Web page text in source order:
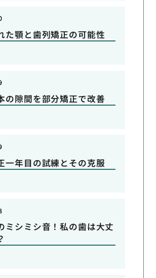
た顎と歯列矯正の可能性
の隙間を部分矯正で改善
一年目の試練とその克服
ミシミシ音！私の歯は大丈